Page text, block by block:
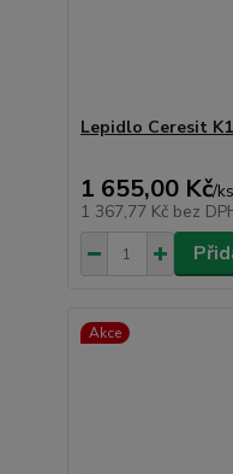
Lepidlo Ceresit
1 655,00 Kč/ks
1 367,77 Kč bez
Akce